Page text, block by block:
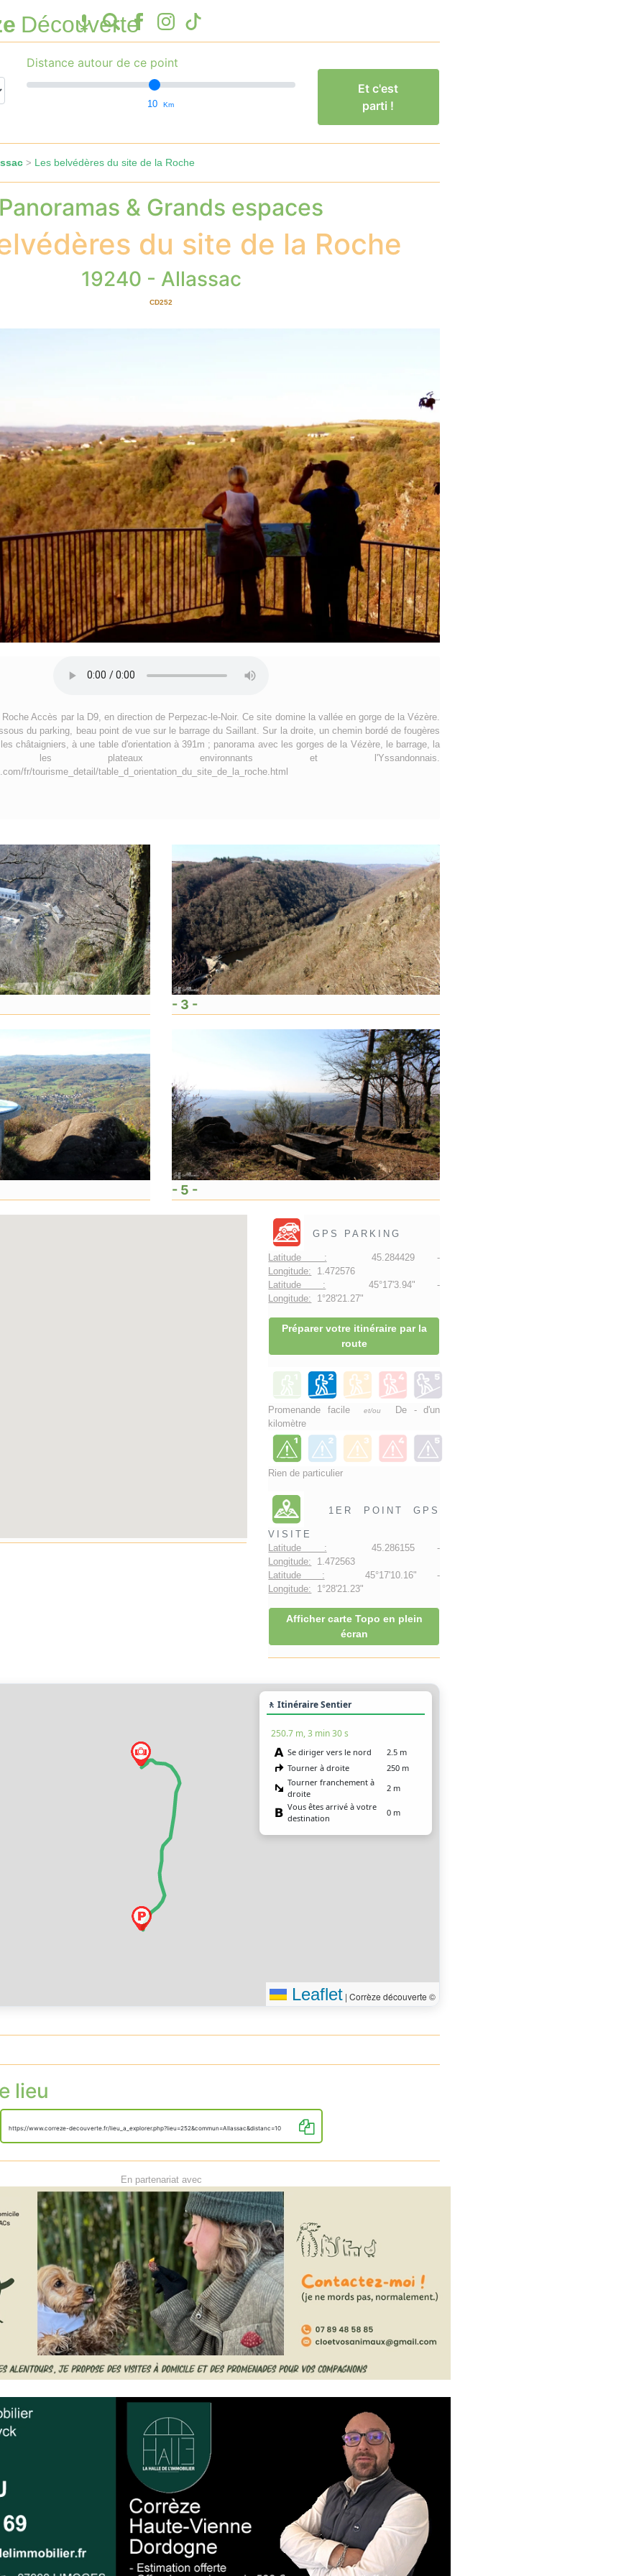
Découverte
Distance autour de ce point
10 Km
Et c'est
parti !
> Les belvédères du site de la Roche
& Grands espaces
du site de la Roche
19240 - Allassac
CD252
Accès par la D9, en direction de Perpezac-le-Noir. Ce site domine la vallée en gorge de la Vézère.
du parking, beau point de vue sur le barrage du Saillant. Sur la droite, un chemin bordé de fougères
châtaigniers, à une table d'orientation à 391m ; panorama avec les gorges de la Vézère, le barrage, la
plateaux environnants et l'Yssandonnais.
fr/tourisme_detail/table_d_orientation_du_site_de_la_roche.html
- 3 -
- 5 -
GPS PARKING
Latitude : 45.284429 -
Longitude: 1.472576
Latitude : 45°17'3.94" -
Longitude: 1°28'21.27"
Préparer votre itinéraire par la
route
Promenande facileet/ou
De - d'un
kilomètre
Rien de particulier
1ER POINT GPS
VISITE
Latitude : 45.286155 -
Longitude: 1.472563
Latitude : 45°17'10.16" -
Longitude: 1°28'21.23"
Afficher carte Topo en plein
écran
🚶 Itinéraire Sentier
250.7 m, 3 min 30 s
Se diriger vers le nord
2.5 m
Tourner à droite
250 m
Tourner franchement à
droite
2 m
Vous êtes arrivé à votre
destination
0 m
Leaflet | Corrèze découverte ©
lieu
https://www.correze-decouverte.fr/lieu_a_explorer.php?lieu=252&commun=Allassac&distanc=10
En partenariat avec